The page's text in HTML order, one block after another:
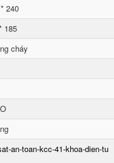
240
185
cháy
an-toan-kcc-41-khoa-dien-tu